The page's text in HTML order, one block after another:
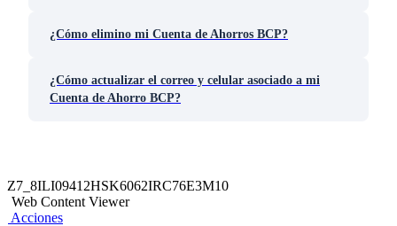
¿Cómo elimino mi Cuenta de Ahorros BCP?
¿Cómo actualizar el correo y celular asociado a mi
Cuenta de Ahorro BCP?
Z7_8ILI09412HSK6062IRC76E3M10
Web Content Viewer
Acciones